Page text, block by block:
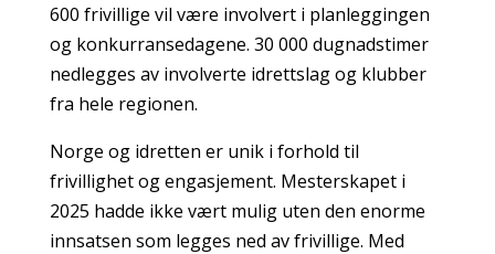
600 frivillige vil være involvert i planleggingen
og konkurransedagene. 30 000 dugnadstimer
nedlegges av involverte idrettslag og klubber
fra hele regionen.
Norge og idretten er unik i forhold til
frivillighet og engasjement. Mesterskapet i
2025 hadde ikke vært mulig uten den enorme
innsatsen som legges ned av frivillige. Med